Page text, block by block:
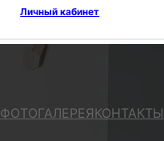
Личный кабинет
ФОТОГАЛЕРЕЯКОНТАКТЫ